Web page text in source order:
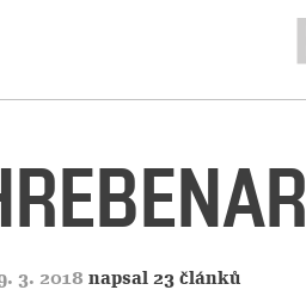
3. 2018 napsal 23 článků